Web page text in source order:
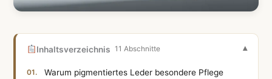
Inhaltsverzeichnis 11 Abschnitte
Warum pigmentiertes Leder besondere Pflege